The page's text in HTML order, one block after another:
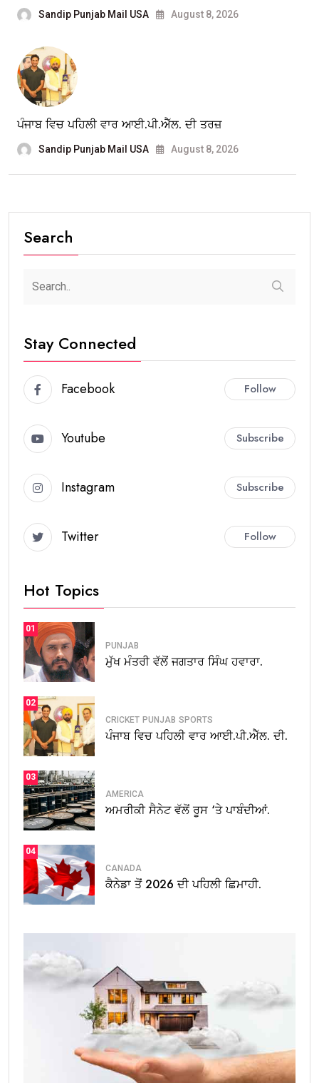
Sandip Punjab Mail USA August 8, 2026
ਪੰਜਾਬ ਵਿਚ ਪਹਿਲੀ ਵਾਰ ਆਈ.ਪੀ.ਐੱਲ. ਦੀ ਤਰਜ਼
Sandip Punjab Mail USA August 8, 2026
Search
Stay Connected
Facebook Follow
Youtube Subscribe
Instagram Subscribe
Twitter Follow
Hot Topics
01
PUNJAB
ਮੁੱਖ ਮੰਤਰੀ ਵੱਲੋਂ ਜਗਤਾਰ ਸਿੰਘ ਹਵਾਰਾ.
02
CRICKET PUNJAB SPORTS
ਪੰਜਾਬ ਵਿਚ ਪਹਿਲੀ ਵਾਰ ਆਈ.ਪੀ.ਐੱਲ. ਦੀ.
03
AMERICA
ਅਮਰੀਕੀ ਸੈਨੇਟ ਵੱਲੋਂ ਰੂਸ ‘ਤੇ ਪਾਬੰਦੀਆਂ.
04
CANADA
ਕੈਨੇਡਾ ਤੋਂ 2026 ਦੀ ਪਹਿਲੀ ਛਿਮਾਹੀ.